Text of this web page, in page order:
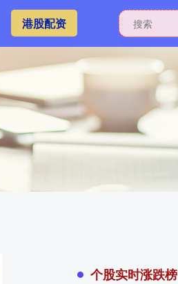
港股配资
个股实时涨跌榜